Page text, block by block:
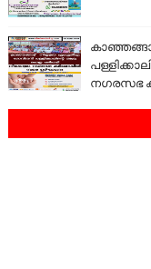
നഗരസഭ